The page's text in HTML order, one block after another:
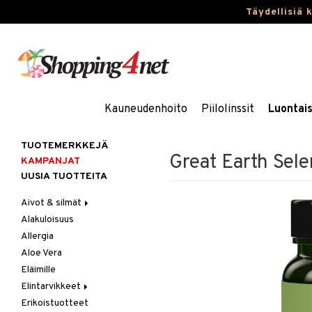
Täydellisiä
Kauneudenhoito Piilolinssit
Great Earth
TUOTEMERKKEJÄ
KAMPANJAT
UUSIA TUOTTEITA
Aivot & silmät
Muisti
Rasvahapot
Silmät
Alakuloisuus
Allergia
Aloe Vera
Eläimille
Elintarvikkeet
Hedelmät & pähkinät
Erikoistuotteet